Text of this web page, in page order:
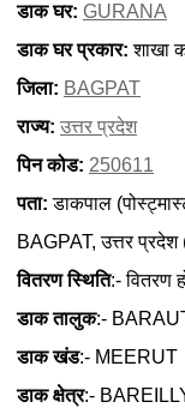
डाक घर: GURANA
डाक घर प्रकार: शाखा
जिला: BAGPAT
राज्य: उत्तर प्रदेश
पिन कोड: 250611
पता: डाकपाल
BAGPAT, उत्तर
वितरण स्थिति:- वितरण
डाक तालुक:-
डाक खंड:- MEERUT
डाक क्षेत्र:-